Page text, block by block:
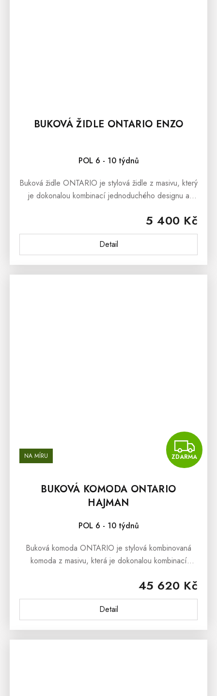
BUKOVÁ ŽIDLE ONTARIO ENZO
POL 6 - 10 týdnů
5 400 Kč
Detail
Buková židle ONTARIO je stylová židle z masivu, který
je dokonalou kombinací jednoduchého designu a
ONTARIO se skvěle hodí do...
NA MÍRU ZDARMA
BUKOVÁ KOMODA ONTARIO
HAJMAN
POL 6 - 10 týdnů
45 620 Kč
Detail
Buková komoda ONTARIO je stylová kombinovaná
komoda z masivu, která je dokonalou kombinací
Buková masivní komoda ONTARIO se skvěle...